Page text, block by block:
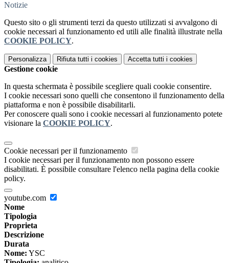
Notizie
Questo sito o gli strumenti terzi da questo utilizzati si avvalgono di
cookie necessari al funzionamento ed utili alle finalità illustrate nella
COOKIE POLICY.
Personalizza Rifiuta tutti i cookies Accetta tutti i cookies
Gestione cookie
In questa schermata è possibile scegliere quali cookie consentire.
I cookie necessari sono quelli che consentono il funzionamento della
piattaforma e non è possibile disabilitarli.
Per conoscere quali sono i cookie necessari al funzionamento potete
visionare la COOKIE POLICY.
Cookie necessari per il funzionamento
I cookie necessari per il funzionamento non possono essere
disabilitati. È possibile consultare l'elenco nella pagina della cookie
policy.
youtube.com
Nome
Tipologia
Proprieta
Descrizione
Durata
Nome: YSC